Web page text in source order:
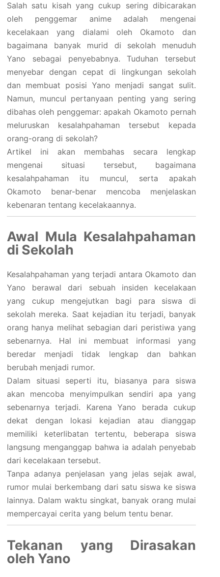
Salah satu kisah yang cukup sering dibicarakan
oleh penggemar anime adalah mengenai
kecelakaan yang dialami oleh Okamoto dan
bagaimana banyak murid di sekolah menuduh
Yano sebagai penyebabnya. Tuduhan tersebut
menyebar dengan cepat di lingkungan sekolah
dan membuat posisi Yano menjadi sangat sulit.
Namun, muncul pertanyaan penting yang sering
dibahas oleh penggemar: apakah Okamoto pernah
meluruskan kesalahpahaman tersebut kepada
orang-orang di sekolah?
Artikel ini akan membahas secara lengkap
mengenai situasi tersebut, bagaimana
kesalahpahaman itu muncul, serta apakah
Okamoto benar-benar mencoba menjelaskan
kebenaran tentang kecelakaannya.
Awal Mula Kesalahpahaman
di Sekolah
Kesalahpahaman yang terjadi antara Okamoto dan
Yano berawal dari sebuah insiden kecelakaan
yang cukup mengejutkan bagi para siswa di
sekolah mereka. Saat kejadian itu terjadi, banyak
orang hanya melihat sebagian dari peristiwa yang
sebenarnya. Hal ini membuat informasi yang
beredar menjadi tidak lengkap dan bahkan
berubah menjadi rumor.
Dalam situasi seperti itu, biasanya para siswa
akan mencoba menyimpulkan sendiri apa yang
sebenarnya terjadi. Karena Yano berada cukup
dekat dengan lokasi kejadian atau dianggap
memiliki keterlibatan tertentu, beberapa siswa
langsung menganggap bahwa ia adalah penyebab
dari kecelakaan tersebut.
Tanpa adanya penjelasan yang jelas sejak awal,
rumor mulai berkembang dari satu siswa ke siswa
lainnya. Dalam waktu singkat, banyak orang mulai
mempercayai cerita yang belum tentu benar.
Tekanan yang Dirasakan
oleh Yano